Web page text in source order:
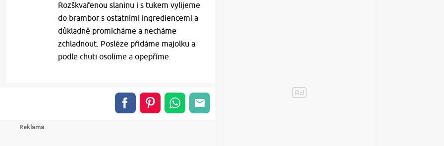
Rozškvařenou slaninu i s tukem vylijeme
do brambor s ostatními ingrediencemi a
důkladně promícháme a necháme
zchladnout. Posléze přidáme majolku a
podle chuti osolíme a opepříme.